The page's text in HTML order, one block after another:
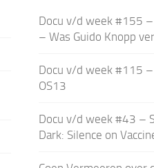
Docu v/d week #155
– Was Guido Knopp
Docu v/d week #115
OS13
Docu v/d week #43 –
Dark: Silence on